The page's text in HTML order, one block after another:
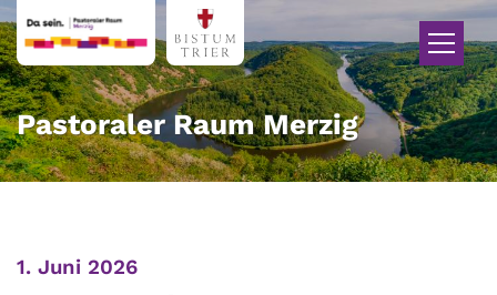
Zum Inhalt springen
Pastoraler Raum Merzig
1. Juni 2026: